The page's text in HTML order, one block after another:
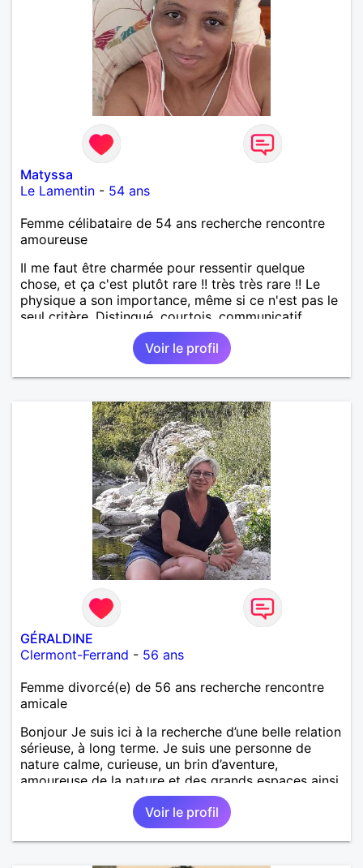
Matyssa
Le Lamentin - 54 ans
Femme célibataire de 54 ans recherche rencontre
amoureuse
Il me faut être charmée pour ressentir quelque
chose, et ça c'est plutôt rare !! très très rare !! Le
physique a son importance, même si ce n'est pas le
seul critère. Distingué, courtois, communicatif,
drôle, intelligent... Les bwabwas de services
m'insupportent !!! Je recherche des contacts
résidant sur l'île ... les échanges à distance ne sont
pas dans mes prérogatives
Voir le profil
GÉRALDINE
Clermont-Ferrand - 56 ans
Femme divorcé(e) de 56 ans recherche rencontre
amicale
Bonjour Je suis ici à la recherche d’une belle relation
sérieuse, à long terme. Je suis une personne de
nature calme, curieuse, un brin d’aventure,
amoureuse de la nature et des grands espaces ainsi
que des voyages. Je recherche une relation
bienveillante basé sur quelques valeurs humaines,
une vague d’amour et de bonheur à partager en
toute simplicité. Ma recherche est basé sur mon
Voir le profil